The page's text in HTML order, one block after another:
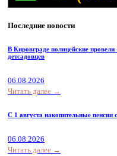
Последние новости
В Кировграде полицейские
детсадовцев
06.08.2026
Читать далее →
С 1 августа накопительные
06.08.2026
Читать далее →